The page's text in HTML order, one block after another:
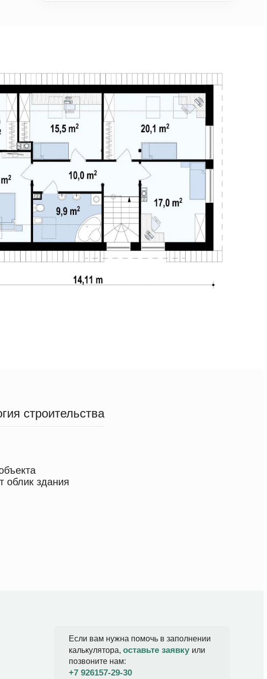
строительства
облик здания
Если вам нужна помочь в заполнении
калькулятора,оставьте заявку или
позвоните нам:
+7 926157-29-30​